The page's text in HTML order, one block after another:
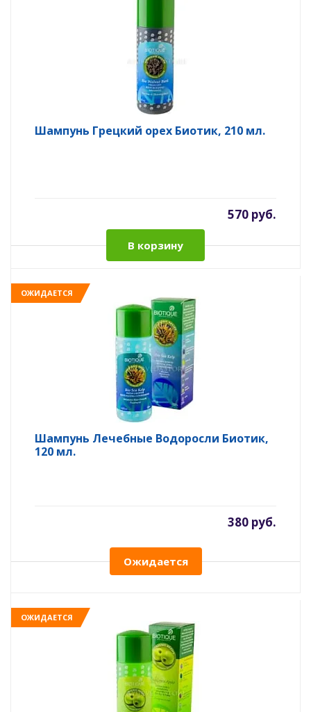
Шампунь Грецкий орех Биотик, 210 мл.
570 руб.
В корзину
ОЖИДАЕТСЯ
Шампунь Лечебные Водоросли Биотик,
120 мл.
380 руб.
Ожидается
ОЖИДАЕТСЯ